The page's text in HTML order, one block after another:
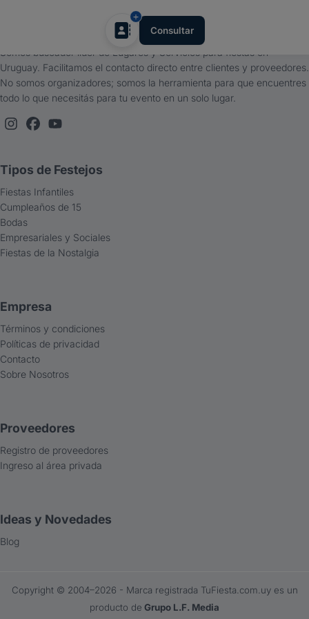
Consultar
Somos buscador líder de Lugares y Servicios para fiestas en
Uruguay. Facilitamos el contacto directo entre clientes y proveedores.
No somos organizadores; somos la herramienta para que encuentres
todo lo que necesitás para tu evento en un solo lugar.
Tipos de Festejos
Fiestas Infantiles
Cumpleaños de 15
Bodas
Empresariales y Sociales
Fiestas de la Nostalgia
Empresa
Términos y condiciones
Políticas de privacidad
Contacto
Sobre Nosotros
Proveedores
Registro de proveedores
Ingreso al área privada
Ideas y Novedades
Blog
Copyright ©️ 2004–2026 - Marca registrada TuFiesta.com.uy es un
producto de Grupo L.F. Media